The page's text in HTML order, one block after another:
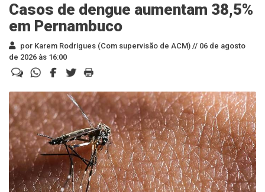
Casos de dengue aumentam 38,5%
em Pernambuco
por Karem Rodrigues (Com supervisão de ACM) // 06 de agosto
de 2026 às 16:00